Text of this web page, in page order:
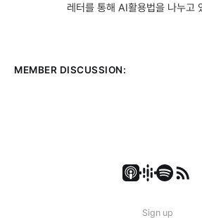
레터를 통해 AI활용법을 나누고
MEMBER DISCUSSION:
Sign up